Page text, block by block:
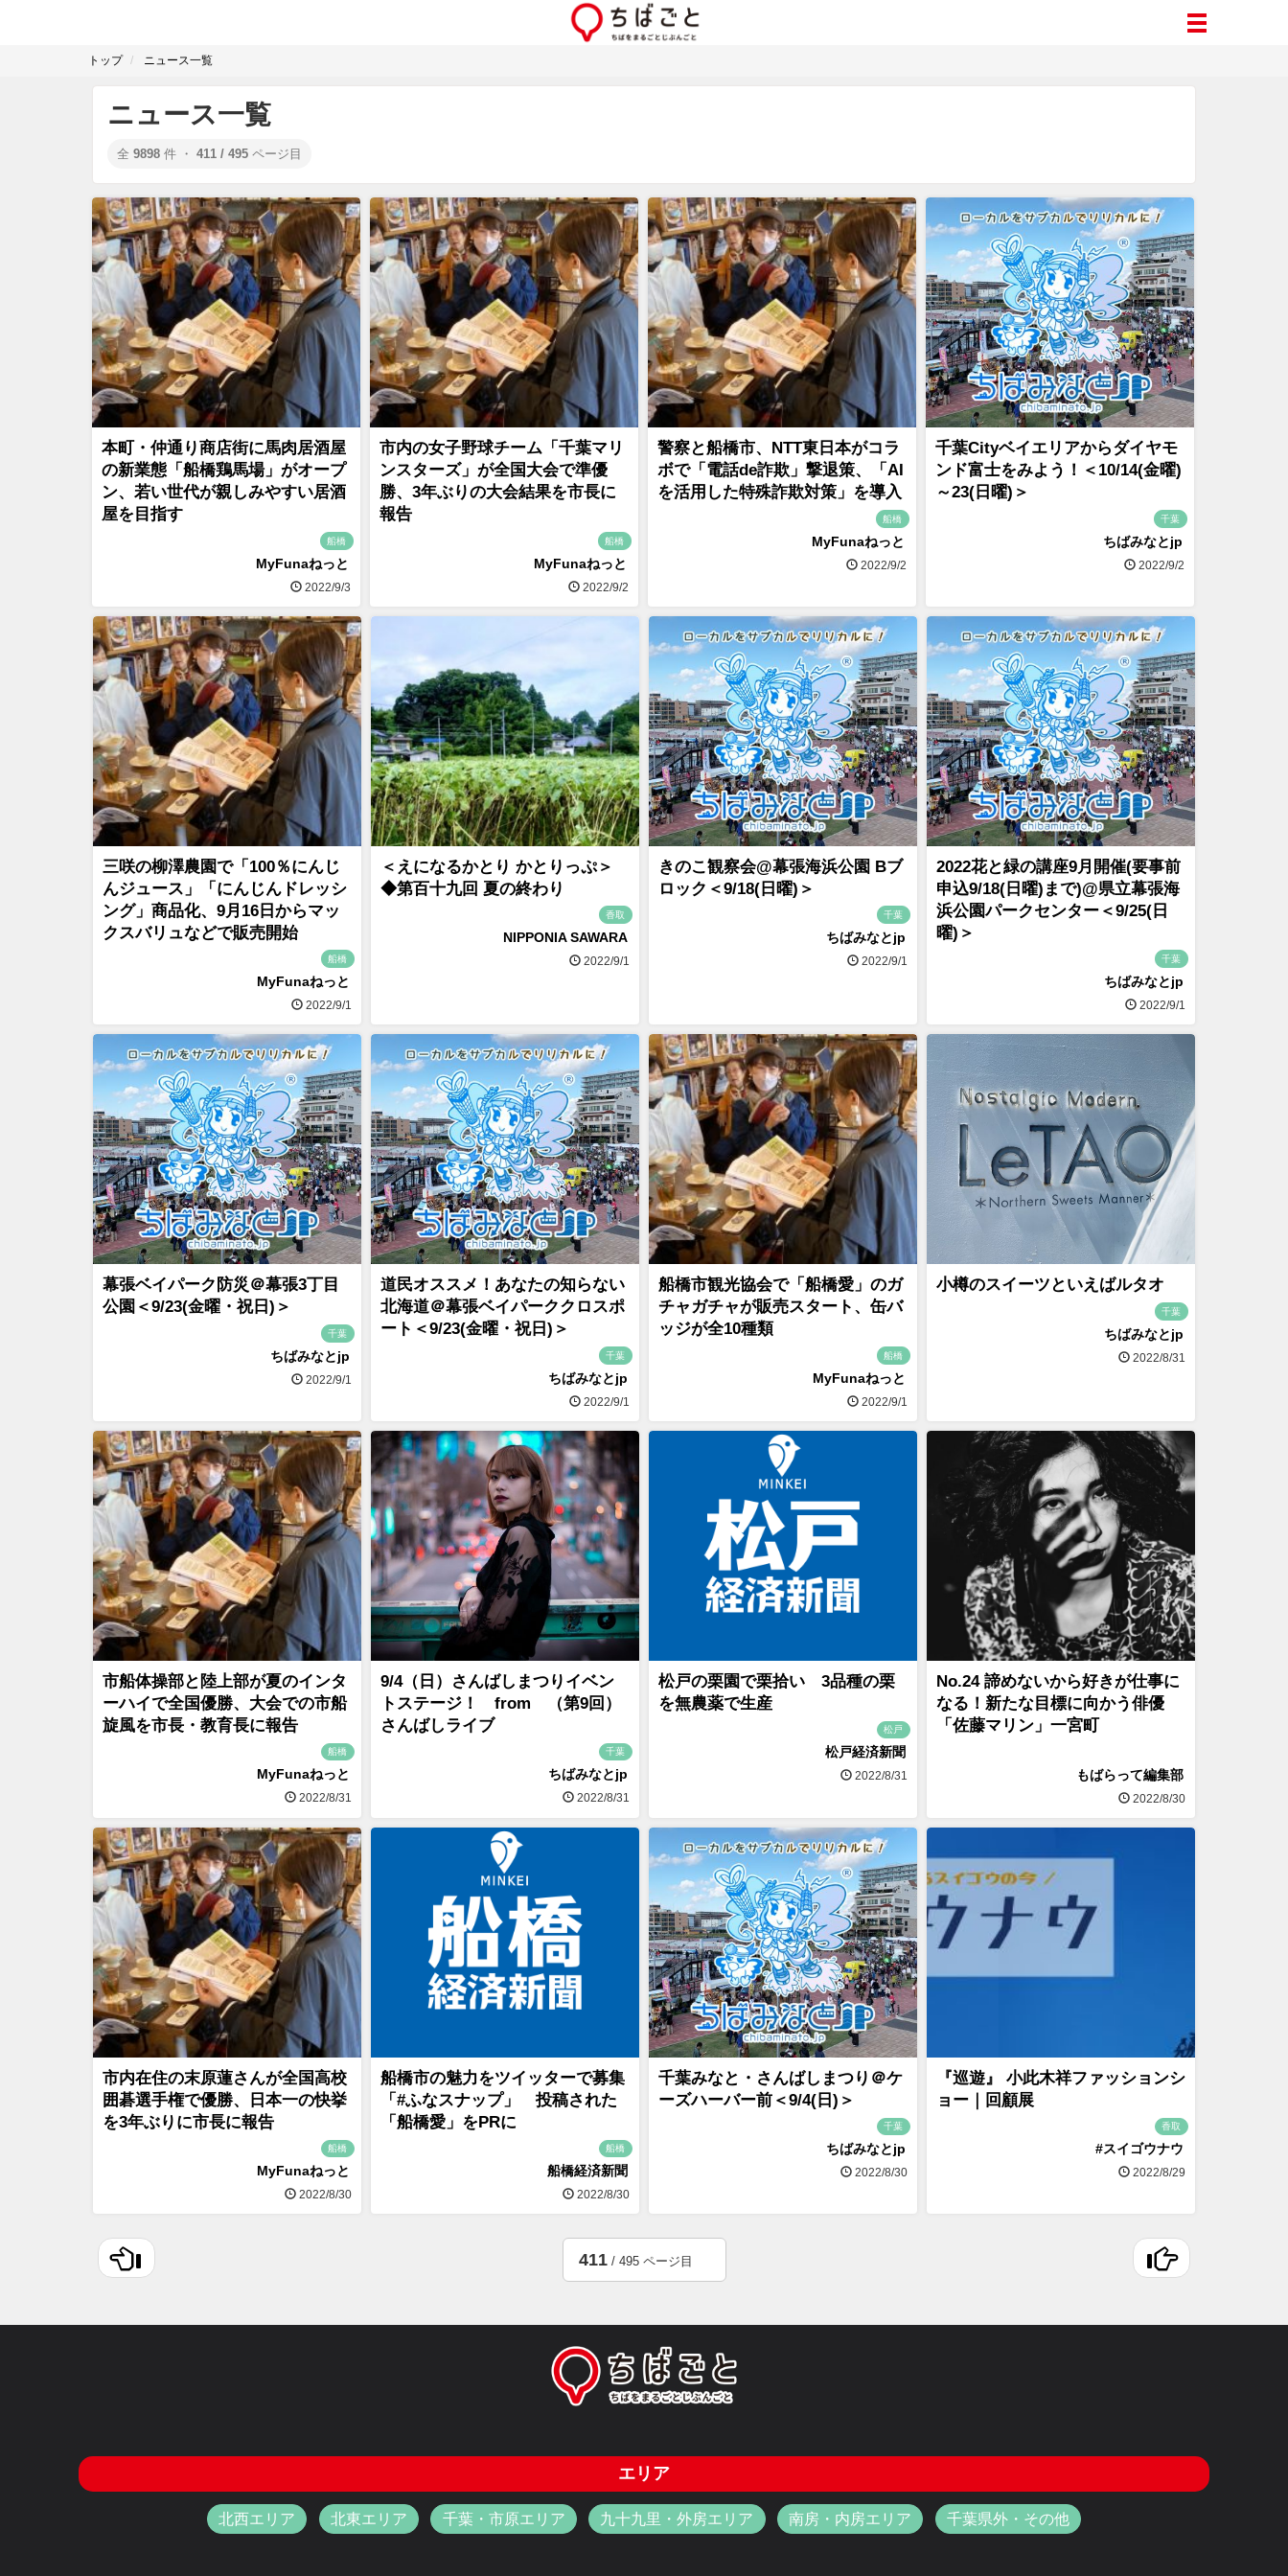
トップ ニュース一覧
ニュース一覧
全 9898 件 ・ 411 / 495 ページ目
本町・仲通り商店街に馬肉居酒屋
の新業態「船橋鶏馬場」がオープ
ン、若い世代が親しみやすい居酒
屋を目指す
船橋
MyFunaねっと
2022/9/3
市内の女子野球チーム「千葉マリ
ンスターズ」が全国大会で準優
勝、3年ぶりの大会結果を市長に
報告
船橋
MyFunaねっと
2022/9/2
警察と船橋市、NTT東日本がコラ
ボで「電話de詐欺」撃退策、「AI
を活用した特殊詐欺対策」を導入
船橋
MyFunaねっと
2022/9/2
千葉Cityベイエリアからダイヤモ
ンド富士をみよう！＜10/14(金曜)
～23(日曜)＞
千葉
ちばみなとjp
2022/9/2
三咲の柳澤農園で「100％にんじ
んジュース」「にんじんドレッシ
ング」商品化、9月16日からマッ
クスバリュなどで販売開始
船橋
MyFunaねっと
2022/9/1
＜えになるかとり かとりっぷ＞
◆第百十九回 夏の終わり
香取
NIPPONIA SAWARA
2022/9/1
きのこ観察会@幕張海浜公園 Bブ
ロック＜9/18(日曜)＞
千葉
ちばみなとjp
2022/9/1
2022花と緑の講座9月開催(要事前
申込9/18(日曜)まで)@県立幕張海
浜公園パークセンター＜9/25(日
曜)＞
千葉
ちばみなとjp
2022/9/1
幕張ベイパーク防災＠幕張3丁目
公園＜9/23(金曜・祝日)＞
千葉
ちばみなとjp
2022/9/1
道民オススメ！あなたの知らない
北海道＠幕張ベイパーククロスポ
ート＜9/23(金曜・祝日)＞
千葉
ちばみなとjp
2022/9/1
船橋市観光協会で「船橋愛」のガ
チャガチャが販売スタート、缶バ
ッジが全10種類
船橋
MyFunaねっと
2022/9/1
小樽のスイーツといえばルタオ
千葉
ちばみなとjp
2022/8/31
市船体操部と陸上部が夏のインタ
ーハイで全国優勝、大会での市船
旋風を市長・教育長に報告
船橋
MyFunaねっと
2022/8/31
9/4（日）さんばしまつりイベン
トステージ！ from （第9回）
さんばしライブ
千葉
ちばみなとjp
2022/8/31
松戸の栗園で栗拾い 3品種の栗
を無農薬で生産
松戸
松戸経済新聞
2022/8/31
No.24 諦めないから好きが仕事に
なる！新たな目標に向かう俳優
「佐藤マリン」一宮町
もばらって編集部
2022/8/30
市内在住の末原蓮さんが全国高校
囲碁選手権で優勝、日本一の快挙
を3年ぶりに市長に報告
船橋
MyFunaねっと
2022/8/30
船橋市の魅力をツイッターで募集
「#ふなスナップ」 投稿された
「船橋愛」をPRに
船橋
船橋経済新聞
2022/8/30
千葉みなと・さんばしまつり＠ケ
ーズハーバー前＜9/4(日)＞
千葉
ちばみなとjp
2022/8/30
『巡遊』 小此木祥ファッションシ
ョー｜回顧展
香取
#スイゴウナウ
2022/8/29
411/ 495 ページ目
エリア
北西エリア 北東エリア 千葉・市原エリア 九十九里・外房エリア 南房・内房エリア 千葉県外・その他